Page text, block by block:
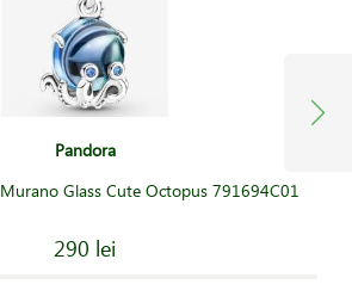
Pandora
Glass Cute Octopus 791694C01
290 lei